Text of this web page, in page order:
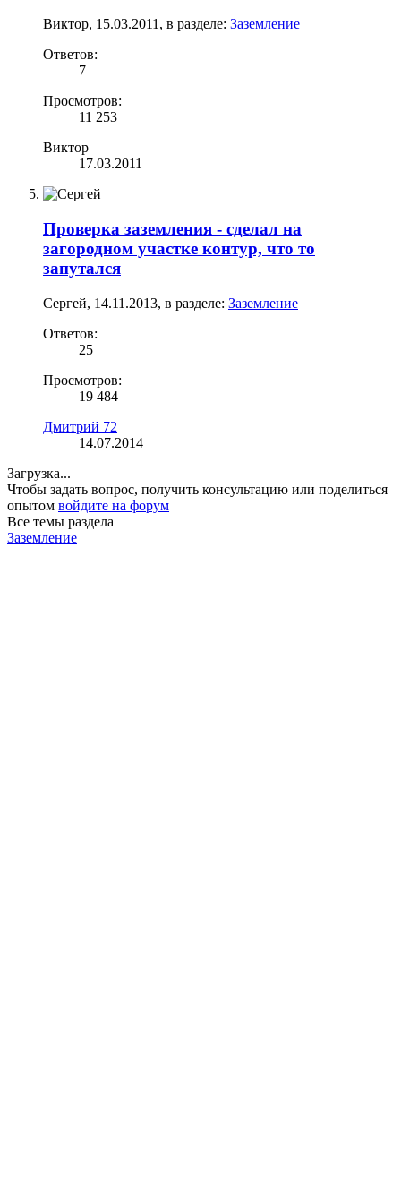
Виктор, 15.03.2011 , в разделе: Заземление
Ответов:
7
Просмотров:
11 253
Виктор
17.03.2011
Проверка заземления - cделал на
загородном участке контур, что то
запутался
Сергей, 14.11.2013, в разделе: Заземление
Ответов:
25
Просмотров:
19 484
Дмитрий 72
14.07.2014
Загрузка...
Чтобы задать вопрос, получить консультацию или поделиться
опытом войдите на форум
Все темы раздела
Заземление